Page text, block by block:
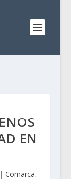
EN
|Comarca,